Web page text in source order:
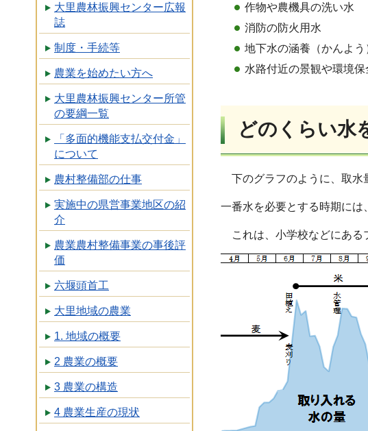
大里農林振興センター広報
誌
制度・手続等
農業を始めたい方へ
大里農林振興センター所管
の要綱一覧
「多面的機能支払交付金」
について
農村整備部の仕事
実施中の県営事業地区の紹
介
農業農村整備事業の事後評
価
六堰頭首工
大里地域の農業
1. 地域の概要
2 農業の概要
3 農業の構造
4 農業生産の現状
作物や農機具の洗い水
消防の防火用水
地下水の涵養（かんよう
水路付近の景観や環境
どのくらい水
下のグラフのように、取水
一番水を必要とする時期には
これは、小学校などにある